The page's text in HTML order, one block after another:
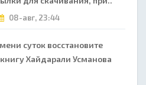
08-авг, 23:44
суток восстановите
Хайдарали Усманова